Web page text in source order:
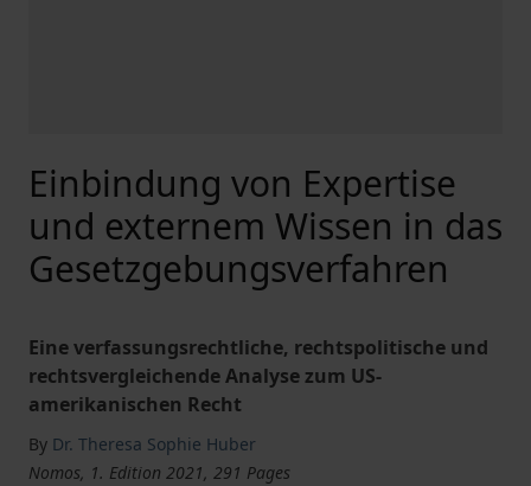
Einbindung von Expertise
und externem Wissen in das
Gesetzgebungsverfahren
Eine verfassungsrechtliche, rechtspolitische und
rechtsvergleichende Analyse zum US-
amerikanischen Recht
By Dr. Theresa Sophie Huber
Nomos, 1. Edition 2021, 291 Pages